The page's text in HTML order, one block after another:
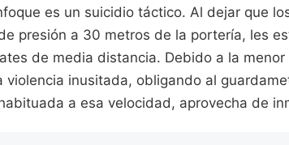
es un suicidio táctico. Al dejar que
presión a 30 metros de la portería, les
de media distancia. Debido a la
violencia inusitada, obligando al
a esa velocidad, aprovecha de